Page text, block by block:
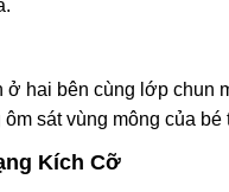
ở hai bên cùng lớp chun
sát vùng mông của bé
Kích Cỡ